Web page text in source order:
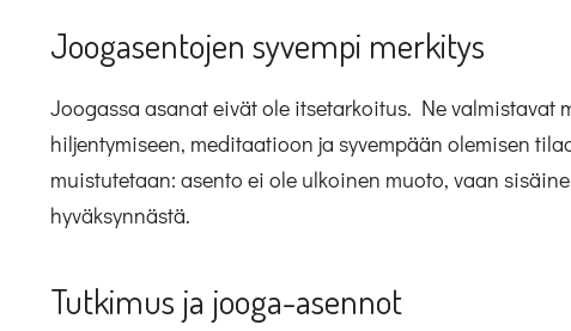
Joogasentojen syvempi merkitys
Joogassa asanat eivät ole itsetarkoitus. Ne valmistavat
hiljentymiseen, meditaatioon ja syvempään olemisen
muistutetaan: asento ei ole ulkoinen muoto, vaan
hyväksynnästä.
Tutkimus ja jooga-asennot